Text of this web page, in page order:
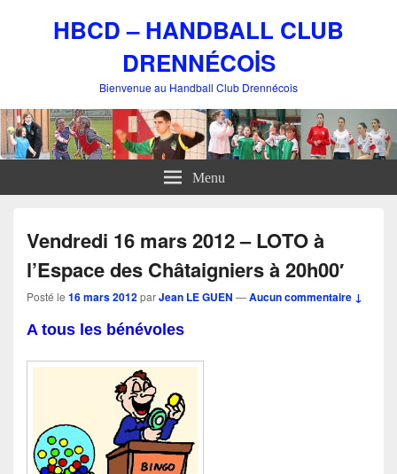
HBCD – HANDBALL CLUB
DRENNÉCOİS
Bienvenue au Handball Club Drennécois
Menu
Vendredi 16 mars 2012 – LOTO à
l’Espace des Châtaigniers à 20h00′
Posté le 16 mars 2012parJean LE GUEN —Aucun commentaire ↓
A tous les bénévoles